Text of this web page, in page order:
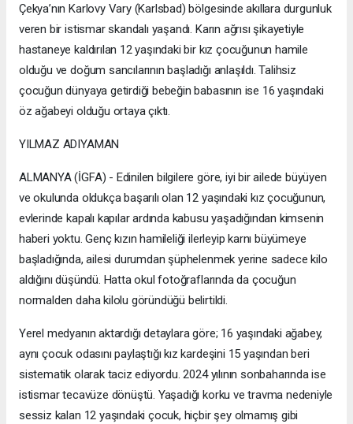
Çekya’nın Karlovy Vary (Karlsbad) bölgesinde akıllara durgunluk
veren bir istismar skandalı yaşandı. Karın ağrısı şikayetiyle
hastaneye kaldırılan 12 yaşındaki bir kız çocuğunun hamile
olduğu ve doğum sancılarının başladığı anlaşıldı. Talihsiz
çocuğun dünyaya getirdiği bebeğin babasının ise 16 yaşındaki
öz ağabeyi olduğu ortaya çıktı.
YILMAZ ADIYAMAN
ALMANYA (İGFA) - Edinilen bilgilere göre, iyi bir ailede büyüyen
ve okulunda oldukça başarılı olan 12 yaşındaki kız çocuğunun,
evlerinde kapalı kapılar ardında kabusu yaşadığından kimsenin
haberi yoktu. Genç kızın hamileliği ilerleyip karnı büyümeye
başladığında, ailesi durumdan şüphelenmek yerine sadece kilo
aldığını düşündü. Hatta okul fotoğraflarında da çocuğun
normalden daha kilolu göründüğü belirtildi.
Yerel medyanın aktardığı detaylara göre; 16 yaşındaki ağabey,
aynı çocuk odasını paylaştığı kız kardeşini 15 yaşından beri
sistematik olarak taciz ediyordu. 2024 yılının sonbaharında ise
istismar tecavüze dönüştü. Yaşadığı korku ve travma nedeniyle
sessiz kalan 12 yaşındaki çocuk, hiçbir şey olmamış gibi